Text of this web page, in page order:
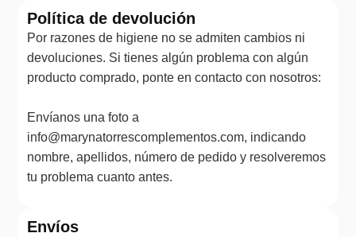
Política de devolución
Por razones de higiene no se admiten cambios ni
devoluciones. Si tienes algún problema con algún
producto comprado, ponte en contacto con nosotros:
Envíanos una foto a
info@marynatorrescomplementos.com, indicando
nombre, apellidos, número de pedido y resolveremos
tu problema cuanto antes.
Envíos